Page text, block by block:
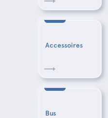
Accessoires
Bus